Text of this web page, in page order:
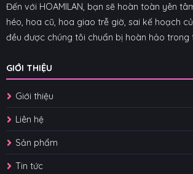
Đến với HOAMILAN, bạn sẽ hoàn toàn yên
héo, hoa cũ, hoa giao trễ giờ, sai kế hoạch
đều được chúng tôi chuẩn bị hoàn hảo trong
GIỚI THIỆU
Giới thiệu
Liên hệ
Sản phẩm
Tin tức